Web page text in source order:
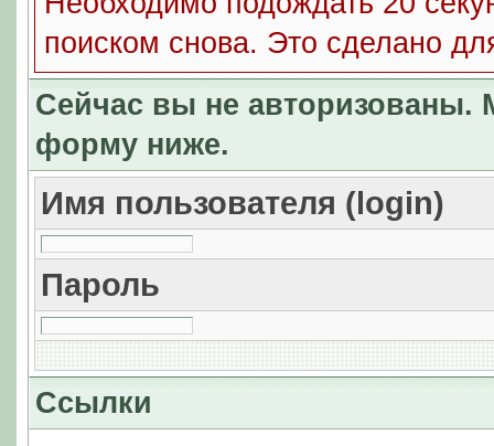
поиском снова. Это сделано
Сейчас вы не авторизованы.
форму ниже.
Имя пользователя (login)
Пароль
Ссылки